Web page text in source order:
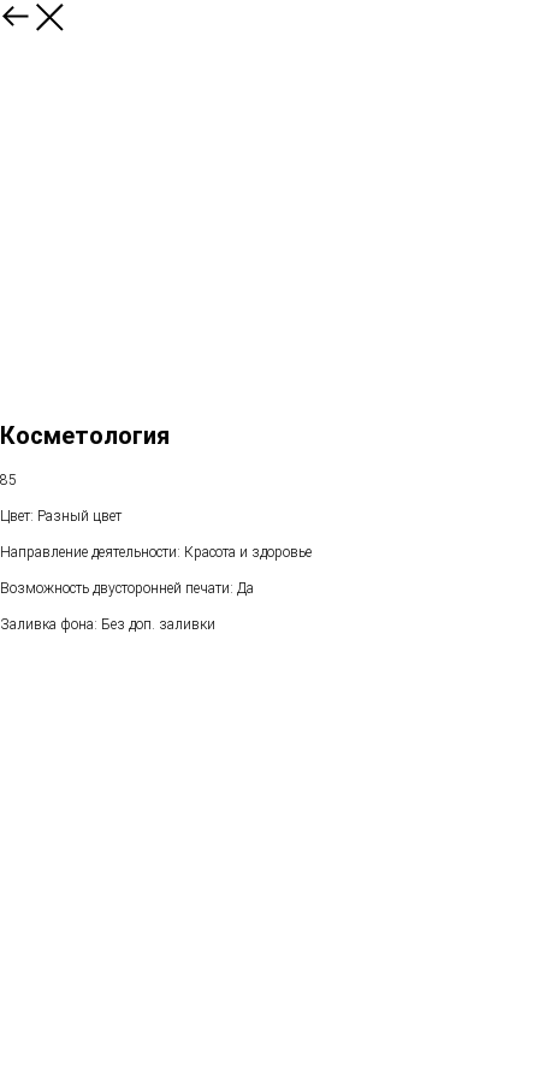
Косметология
85
Цвет: Разный цвет
Направление деятельности: Красота и здоровье
Возможность двусторонней печати: Да
Заливка фона: Без доп. заливки